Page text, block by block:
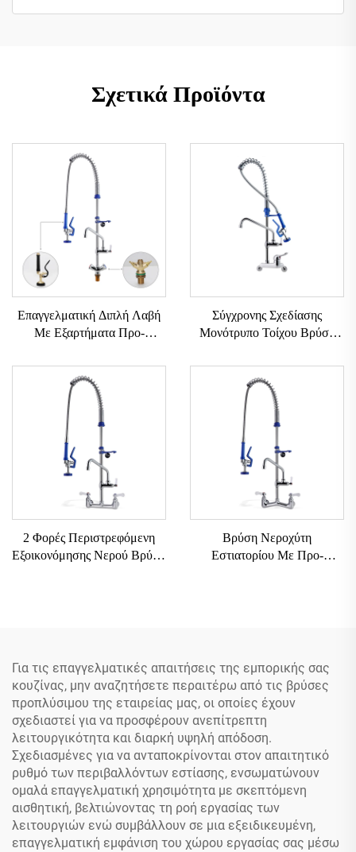
Σχετικά Προϊόντα
Επαγγελματική Διπλή Λαβή
Με Εξαρτήματα Προ-
Ύψους Εύκολης
Εγκατάστασης Με Επιλογές
Τροχαλίες Χειρός Μονής
Νιπτήρα
Σύγχρονης Σχεδίασης
Μονότρυπο Τοίχου Βρύση
Ξενοδοχείο Κουζίνα Χρήσης
με Ρυθμιζόμενο Ύψος 2-
Τρύπες Προ-Ξέβγμα Μονάδα
2 Φορές Περιστρεφόμενη
Εξοικονόμησης Νερού Βρύση
Βρύση Νεροχύτη
Εστιατορίου Με Προ-
Για τις επαγγελματικές απαιτήσεις της εμπορικής σας
κουζίνας, μην αναζητήσετε περαιτέρω από τις βρύσες
προπλύσιμου της εταιρείας μας, οι οποίες έχουν
σχεδιαστεί για να προσφέρουν ανεπίτρεπτη
λειτουργικότητα και διαρκή υψηλή απόδοση.
Σχεδιασμένες για να ανταποκρίνονται στον απαιτητικό
ρυθμό των περιβαλλόντων εστίασης, ενσωματώνουν
ομαλά επαγγελματική χρησιμότητα με σκεπτόμενη
αισθητική, βελτιώνοντας τη ροή εργασίας των
λειτουργιών ενώ συμβάλλουν σε μια εξειδικευμένη,
επαγγελματική εμφάνιση του χώρου εργασίας σας μέσω